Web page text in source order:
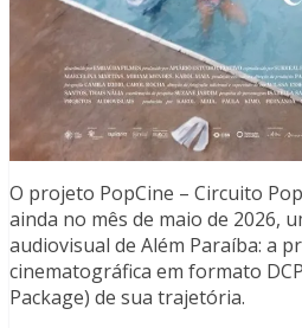
O projeto PopCine – Circuito
ainda no mês de maio de 2026,
audiovisual de Além Paraíba: a
cinematográfica em formato
Package) de sua trajetória.